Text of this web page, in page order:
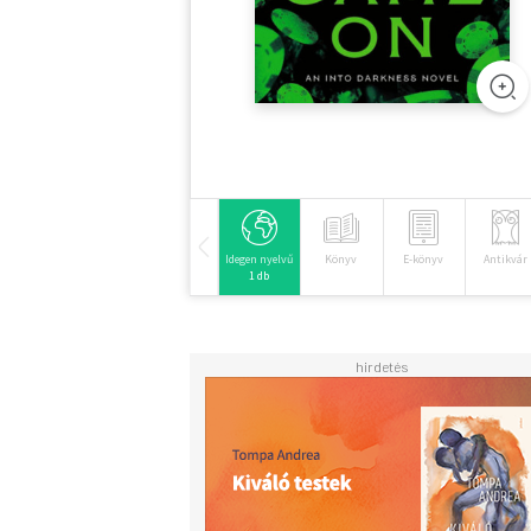
Idegen nyelvű
1 db
Könyv E-könyv Antikvár